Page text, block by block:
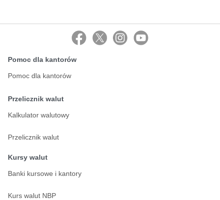
Pomoc dla kantorów
Pomoc dla kantorów
Przelicznik walut
Kalkulator walutowy
Przelicznik walut
Kursy walut
Banki kursowe i kantory
Kurs walut NBP